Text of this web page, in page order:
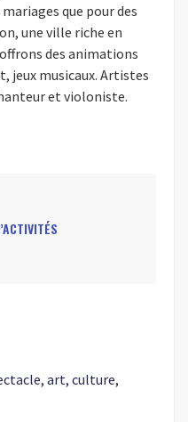
que pour des
une ville riche en
des animations
jeux musicaux. Artistes
et violoniste.
art, culture,